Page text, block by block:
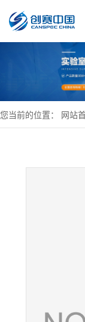
您当前的位置： 网站